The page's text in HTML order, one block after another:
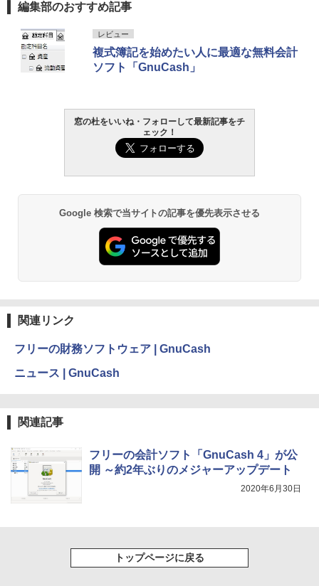
生成AIパスポート公式テキスト 第４版
￥1,766
AIイラスト表現辞典: 思い通りの絵を引き
出す プロンプトの言葉 AI画像生成シリー
ズ (はぴーイラストLabo)
ClaudeCode いちばんやさしい 教科書:
方 マニュアル AI副業にもコンテンツ作成
にもKindle出版にも！ 非エンジニアのた
めのAIコーディング入門シリーズ
￥1,600
Amazon Kindle Paperwhite (16GB) 7イ
週間持続バッテリー、広告なし、ブラッ
ク
Amazon Kindle - 目に優しい、かさばら
ない、大きな画面で読みやすい、6週間持
続バッテリー、6インチディスプレイ電子
￥19,980
Kindle Paperwhite シグニチャーエディ
ション (32GB) 7インチディスプレイ、明
持続バッテリー、広告なし、メタリック
ージ、防水、7インチカラーディスプレ
New Amazon Kindle Scribe Colorsoft |
11インチカラーディスプレイ、64GBスト
￥115,980
編集部のおすすめ記事
レビュー
複式簿記を始めたい人に最適な無料会計
ソフト「GnuCash」
窓の杜をいいね・フォローして最新記事をチ
ェック！
Google 検索で当サイトの記事を優先表示させる
関連リンク
フリーの財務ソフトウェア | GnuCash
ニュース | GnuCash
関連記事
フリーの会計ソフト「GnuCash 4」が公
開 ～約2年ぶりのメジャーアップデート
2020年6月30日
トップページに戻る